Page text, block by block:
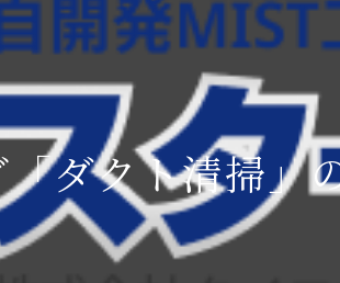
ダクト清掃」